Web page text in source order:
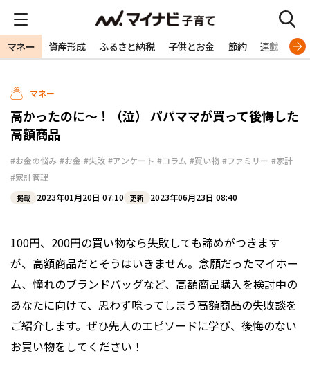
マネー 資産形成 ふるさと納税 子供とお金 節約 連載 特
マネー
高かったのに～！（泣） パパママが買って後悔した
高額商品
#お金の悩み #お金 #失敗 #アンケート #コラム #買い物 #ファミリー #家計
#家計管理
掲載 2023年01月20日 07:10 更新 2023年06月23日 08:40
100円、200円の買い物なら失敗しても諦めがつきます
が、高額商品だとそうはいきません。念願だったマイホー
ム、憧れのブランドバッグなど、高額商品購入を検討中の
あなたに向けて、思わず唸ってしまう高額商品の失敗談を
ご紹介します。ぜひ先人のエピソードに学び、後悔のない
お買い物をしてください！